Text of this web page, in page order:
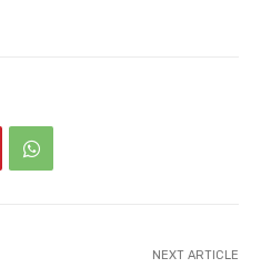
NEXT ARTICLE